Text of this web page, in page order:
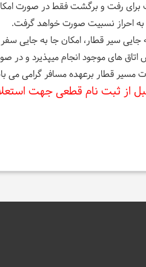
رفت و برگشت فقط در صورت امکان
به احراز نسبیت صورت خواهد گرفت.
سیر قطار، امکان جا به جایی
و در صورت چیدمان 2 نفر در اتاق 3 تخته هزینه مازاد تخت اضافه بر
مسیر قطار برعهده مسافر گرامی
از ثبت نام قطعی جهت